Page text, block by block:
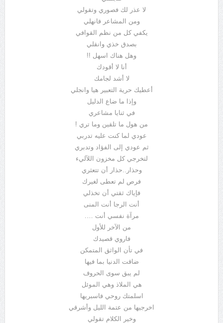
لا عذر لك فصوري وتقولي
ومن المشاعر فانهلي
يكفي كل من نظم القوافي
بصدق خذي وانقلي
وهل هناك اسهل !!
أنا لا أقودك
لا أشد لجامك
أعطيك حرية التعبير هيا وانجلي
وإذا ما ضاع الدليل
في ثنايا مشاعري
من هول ما تلقين وما تري !
عودي لما كنت عليه تدربي
ثم عودي إلى الفؤاد وتدبري
لتخرجي كل مخزون اللآليء
وحذار..حذار أن تتعثري
فرص لم تعطى لغيرك
فإياك ثقتي أن تخذلي
أنت الرجا أنت المنى
مرآة نفسي أنت ….
من الآخر للأول
فاروي قصيدك
في تأن الواثق المتمكن
ضاقت الدنيا بما فيها
لم يبق سوى الحروف
هي الملاذ وهي الموئل
اسلمتك روحي فاسبريها
اخرجيها من عتمة الليل وأشرقي
وخير الكلام تقولي